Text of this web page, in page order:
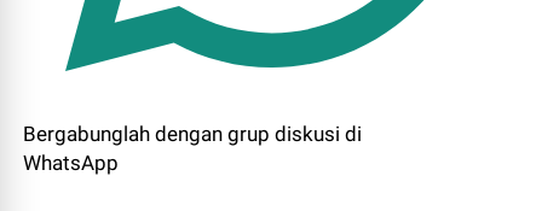
Bergabunglah dengan grup diskusi di
WhatsApp